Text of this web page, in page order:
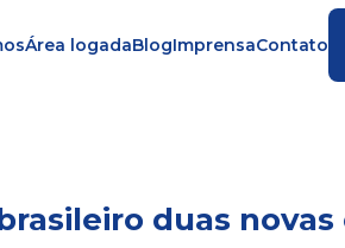
Área logadaBlogImprensaContato
duas novas